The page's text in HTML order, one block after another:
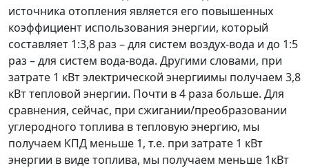
источника отопления является его повышенных
коэффициент использования энергии, который
составляет 1:3,8 раз – для систем воздух-вода и до 1:5
раз – для систем вода-вода. Другими словами, при
затрате 1 кВт электрической энергиимы получаем 3,8
кВт тепловой энергии. Почти в 4 раза больше. Для
сравнения, сейчас, при сжигании/преобразовании
углеродного топлива в тепловую энергию, мы
получаем КПД меньше 1, т.е. при затрате 1 кВт
энергии в виде топлива, мы получаем меньше 1кВт